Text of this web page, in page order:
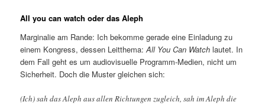
All you can watch oder das Aleph
Marginalie am Rande: Ich bekomme gerade eine Einladung zu
einem Kongress, dessen Leitthema:All You Can Watch lautet. In
dem Fall geht es um audiovisuelle Programm-Medien, nicht um
Sicherheit. Doch die Muster gleichen sich:
(Ich) sah das Aleph aus allen Richtungen zugleich, sah im Aleph die